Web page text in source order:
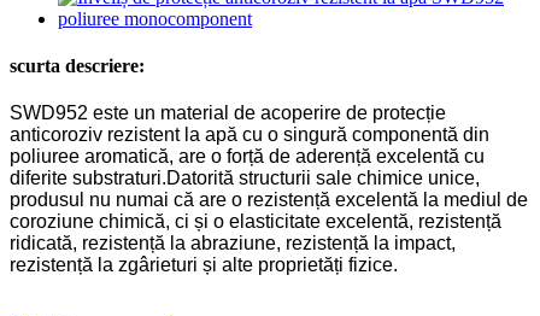
scurta descriere:
SWD952 este un material de acoperire de protecție
anticoroziv rezistent la apă cu o singură componentă din
poliuree aromatică, are o forță de aderență excelentă cu
diferite substraturi.Datorită structurii sale chimice unice,
produsul nu numai că are o rezistență excelentă la mediul de
coroziune chimică, ci și o elasticitate excelentă, rezistență
ridicată, rezistență la abraziune, rezistență la impact,
rezistență la zgârieturi și alte proprietăți fizice.